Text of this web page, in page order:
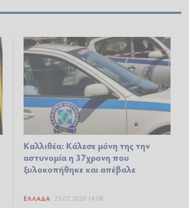
Καλλιθέα: Κάλεσε μόνη της την
αστυνομία η 37χρονη που
ξυλοκοπήθηκε και απέβαλε
ΕΛΛΆΔΑ 25.07.2026 14:08